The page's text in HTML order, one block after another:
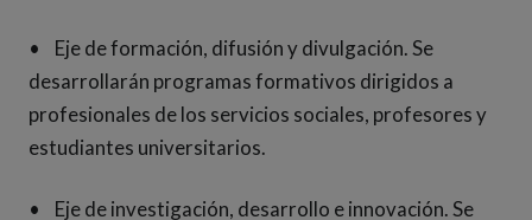
• Eje de formación, difusión y divulgación. Se
desarrollarán programas formativos dirigidos a
profesionales de los servicios sociales, profesores y
estudiantes universitarios.
• Eje de investigación, desarrollo e innovación. Se